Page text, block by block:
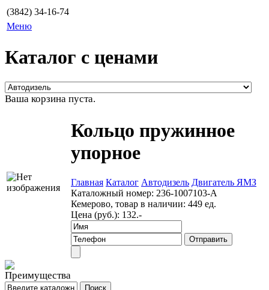
(3842) 34-16-74
Меню
Каталог с ценами
Ваша корзина пуста.
Кольцо пружинное
упорное
Главная Каталог Автодизель Двигатель ЯМЗ
Каталожный номер: 236-1007103-А
Кемерово, товар в наличии: 449 ед.
Цена (руб.): 132.-